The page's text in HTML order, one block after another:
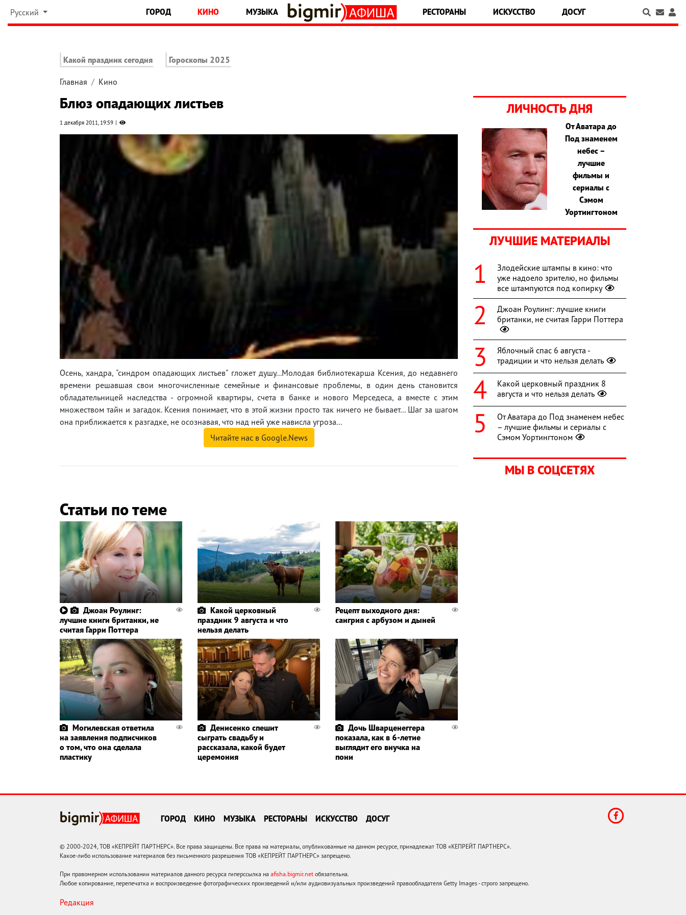
Русский ГОРОД КИНО МУЗЫКА РЕСТОРАНЫ ИСКУССТВО ДОСУГ
Какой праздник сегодня Гороскопы 2025
Главная Кино
Блюз опадающих листьев
1 декабря 2011, 19:59
Осень, хандра, "синдром опадающих листьев" гложет душу...Молодая библиотекарша Ксения, до недавнего
времени решавшая свои многочисленные семейные и финансовые проблемы, в один день становится
обладательницей наследства - огромной квартиры, счета в банке и нового Мерседеса, а вместе с этим
множеством тайн и загадок. Ксения понимает, что в этой жизни просто так ничего не бывает... Шаг за шагом
она приближается к разгадке, не осознавая, что над ней уже нависла угроза...
Читайте нас в Google.News
Статьи по теме
Джоан Роулинг:
лучшие книги британки, не
считая Гарри Поттера
Какой церковный
праздник 9 августа и что
нельзя делать
Рецепт выходного дня:
сангрия с арбузом и дыней
Могилевская ответила
на заявления подписчиков
о том, что она сделала
пластику
Денисенко спешит
сыграть свадьбу и
рассказала, какой будет
церемония
Дочь Шварценеггера
показала, как в 6-летие
выглядит его внучка на
пони
ЛИЧНОСТЬ ДНЯ
От Аватара до
Под знаменем
небес –
лучшие
фильмы и
сериалы с
Сэмом
Уортингтоном
ЛУЧШИЕ МАТЕРИАЛЫ
Злодейские штампы в кино: что
уже надоело зрителю, но фильмы
все штампуются под копирку
Джоан Роулинг: лучшие книги
британки, не считая Гарри Поттера
Яблочный спас 6 августа -
традиции и что нельзя делать
Какой церковный праздник 8
августа и что нельзя делать
От Аватара до Под знаменем небес
– лучшие фильмы и сериалы с
Сэмом Уортингтоном
МЫ В СОЦСЕТЯХ
ГОРОД КИНО МУЗЫКА РЕСТОРАНЫ ИСКУССТВО ДОСУГ
© 2000-2024, ТОВ «КЕПРЕЙТ ПАРТНЕРС». Все права защищены. Все права на материалы, опубликованные на данном ресурсе, принадлежат ТОВ «КЕПРЕЙТ ПАРТНЕРС».
Какое-либо использование материалов без письменного разрешения ТОВ «КЕПРЕЙТ ПАРТНЕРС» запрещено.
При правомерном использовании материалов данного ресурса гиперссылка на afisha.bigmir.net обязательна.
Любое копирование, перепечатка и воспроизведение фотографических произведений и/или аудиовизуальных произведений правообладателя Getty Images - строго запрещено.
Редакция